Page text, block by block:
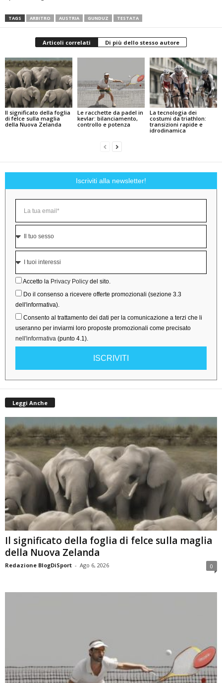
TAGS ARBITRO AUSTRIA GUNDUZ TESTATA
Articoli correlati Di più dello stesso autore
Il significato della foglia
di felce sulla maglia
della Nuova Zelanda
Le racchette da padel in
kevlar: bilanciamento,
controllo e potenza
La tecnologia dei
costumi da triathlon:
transizioni rapide e
idrodinamica
Iscriviti alla newsletter!
Accetto la Privacy Policy del sito.
Do il consenso a ricevere offerte promozionali (sezione 3.3
dell'informativa).
Consento al trattamento dei dati per la comunicazione a terzi che li
useranno per inviarmi loro proposte promozionali come precisato
nell'informativa (punto 4.1).
ISCRIVITI
Leggi Anche
Il significato della foglia di felce sulla maglia
della Nuova Zelanda
Redazione BlogDiSport - Ago 6, 2026 0